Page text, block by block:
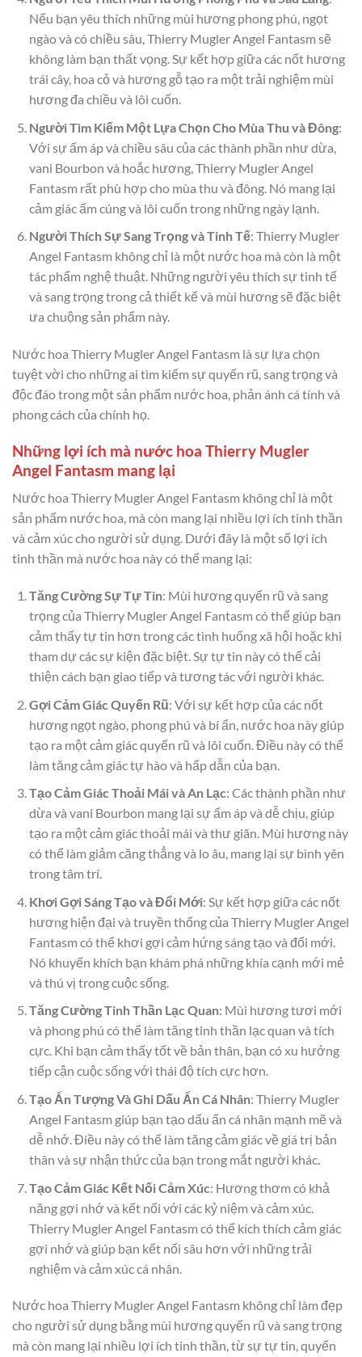
Nếu bạn yêu thích những mùi hương phong phú, ngọt
ngào và có chiều sâu, Thierry Mugler Angel Fantasm sẽ
không làm bạn thất vọng. Sự kết hợp giữa các nốt hương
trái cây, hoa cỏ và hương gỗ tạo ra một trải nghiệm mùi
hương đa chiều và lôi cuốn.
Người Tìm Kiếm Một Lựa Chọn Cho Mùa Thu và Đông:
Với sự ấm áp và chiều sâu của các thành phần như dừa,
vani Bourbon và hoắc hương, Thierry Mugler Angel
Fantasm rất phù hợp cho mùa thu và đông. Nó mang lại
cảm giác ấm cúng và lôi cuốn trong những ngày lạnh.
Người Thích Sự Sang Trọng và Tinh Tế: Thierry Mugler
Angel Fantasm không chỉ là một nước hoa mà còn là một
tác phẩm nghệ thuật. Những người yêu thích sự tinh tế
và sang trọng trong cả thiết kế và mùi hương sẽ đặc biệt
ưa chuộng sản phẩm này.
Nước hoa Thierry Mugler Angel Fantasm là sự lựa chọn
tuyệt vời cho những ai tìm kiếm sự quyến rũ, sang trọng và
độc đáo trong một sản phẩm nước hoa, phản ánh cá tính và
phong cách của chính họ.
Những lợi ích mà nước hoa Thierry Mugler
Angel Fantasm mang lại
Nước hoa Thierry Mugler Angel Fantasm không chỉ là một
sản phẩm nước hoa, mà còn mang lại nhiều lợi ích tinh thần
và cảm xúc cho người sử dụng. Dưới đây là một số lợi ích
tinh thần mà nước hoa này có thể mang lại:
Tăng Cường Sự Tự Tin: Mùi hương quyến rũ và sang
trọng của Thierry Mugler Angel Fantasm có thể giúp bạn
cảm thấy tự tin hơn trong các tình huống xã hội hoặc khi
tham dự các sự kiện đặc biệt. Sự tự tin này có thể cải
thiện cách bạn giao tiếp và tương tác với người khác.
Gợi Cảm Giác Quyến Rũ: Với sự kết hợp của các nốt
hương ngọt ngào, phong phú và bí ẩn, nước hoa này giúp
tạo ra một cảm giác quyến rũ và lôi cuốn. Điều này có thể
làm tăng cảm giác tự hào và hấp dẫn của bạn.
Tạo Cảm Giác Thoải Mái và An Lạc: Các thành phần như
dừa và vani Bourbon mang lại sự ấm áp và dễ chịu, giúp
tạo ra một cảm giác thoải mái và thư giãn. Mùi hương này
có thể làm giảm căng thẳng và lo âu, mang lại sự bình yên
trong tâm trí.
Khơi Gợi Sáng Tạo và Đổi Mới: Sự kết hợp giữa các nốt
hương hiện đại và truyền thống của Thierry Mugler Angel
Fantasm có thể khơi gợi cảm hứng sáng tạo và đổi mới.
Nó khuyến khích bạn khám phá những khía cạnh mới mẻ
và thú vị trong cuộc sống.
Tăng Cường Tinh Thần Lạc Quan: Mùi hương tươi mới
và phong phú có thể làm tăng tinh thần lạc quan và tích
cực. Khi bạn cảm thấy tốt về bản thân, bạn có xu hướng
tiếp cận cuộc sống với thái độ tích cực hơn.
Tạo Ấn Tượng Và Ghi Dấu Ấn Cá Nhân: Thierry Mugler
Angel Fantasm giúp bạn tạo dấu ấn cá nhân mạnh mẽ và
dễ nhớ. Điều này có thể làm tăng cảm giác về giá trị bản
thân và sự nhận thức của bạn trong mắt người khác.
Tạo Cảm Giác Kết Nối Cảm Xúc: Hương thơm có khả
năng gợi nhớ và kết nối với các kỷ niệm và cảm xúc.
Thierry Mugler Angel Fantasm có thể kích thích cảm giác
gợi nhớ và giúp bạn kết nối sâu hơn với những trải
nghiệm và cảm xúc cá nhân.
Nước hoa Thierry Mugler Angel Fantasm không chỉ làm đẹp
cho người sử dụng bằng mùi hương quyến rũ và sang trọng
mà còn mang lại nhiều lợi ích tinh thần, từ sự tự tin, quyến